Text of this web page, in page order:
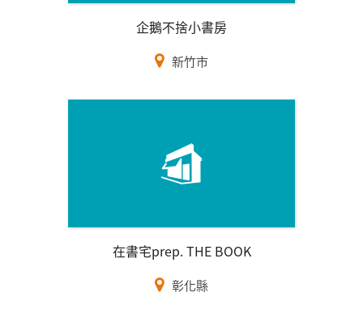
企鵝不捨小書房
新竹市
在書宅prep. THE BOOK
彰化縣